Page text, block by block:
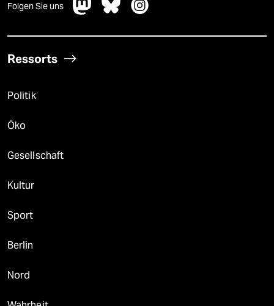
Folgen Sie uns
Ressorts
Politik
Öko
Gesellschaft
Kultur
Sport
Berlin
Nord